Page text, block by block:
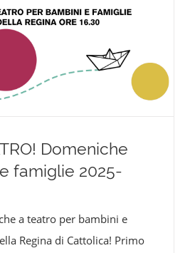
Domeniche
famiglie 2025-
a teatro per bambini e
Regina di Cattolica! Primo